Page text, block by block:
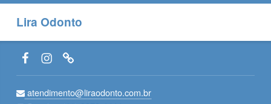
Lira Odonto
Facebook LiraOdonto
Instagram LiraOdonto
Site LiraOdonto
atendimento@liraodonto.com.br